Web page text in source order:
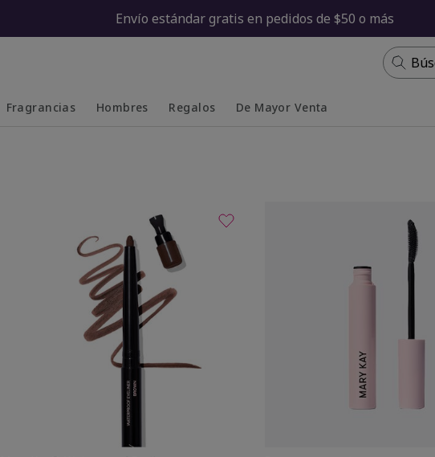
Envío estándar gratis en pedidos de $50 o más
Fragrancias Hombres Regalos De Mayor Venta